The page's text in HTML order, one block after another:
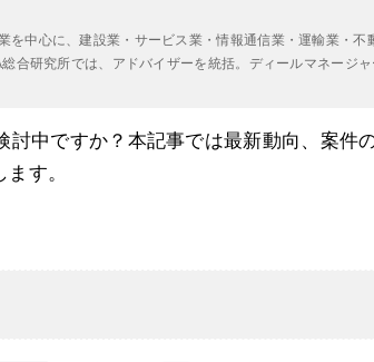
を中心に、建設業・サービス業・情報通信業・運輸業・不
合研究所では、アドバイザーを統括。ディールマネージ
中ですか？本記事では最新動向、案件
す。